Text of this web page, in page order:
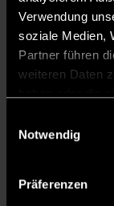
Verwendung
soziale Medien,
Partner führen
weiteren Daten
Notwendig
Präferenzen